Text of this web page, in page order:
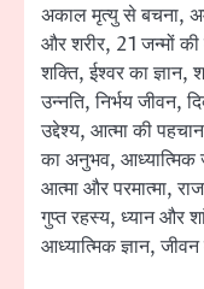
अकाल मृत्यु से बचना,
और शरीर, 21 जन्मों
शक्ति, ईश्वर का ज्ञान,
उन्नति, निर्भय जीवन,
उद्देश्य, आत्मा की
का अनुभव, आध्यात्मिक
आत्मा और परमात्मा,
गुप्त रहस्य, ध्यान और
आध्यात्मिक ज्ञान,